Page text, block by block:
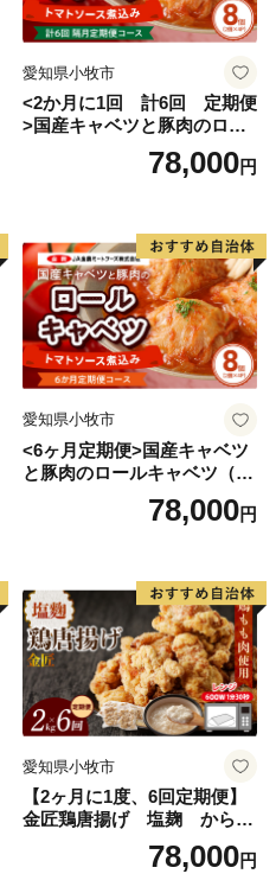
愛知県小牧市
<2か月に1回 計6回 定期便
>国産キャベツと豚肉のロー
ルキャベツ（4P入り）
78,000円
愛知県小牧市
<6ヶ月定期便>国産キャベツ
と豚肉のロールキャベツ（4P
78,000円
愛知県小牧市
【2ヶ月に1度、6回定期便】
金匠鶏唐揚げ 塩麹 からあ
78,000円